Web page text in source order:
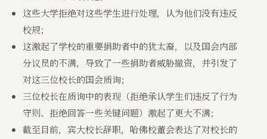
这些大学拒绝对这些学生进行处理，认为他们没有违反
校规；
这激起了学校的重要捐助者中的犹太裔，以及国会内部
分议员的不满，导致了一些捐助者威胁撤资，并引发了
对这三位校长的国会质询；
三位校长在质询中的表现（拒绝承认学生们违反了行为
守则、拒绝回答一些关键问题）激起了更大不满；
截至目前，宾大校长辞职，哈佛校董会表达了对校长的